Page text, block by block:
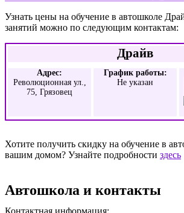
Узнать цены на обучение в автошколе
занятий можно по следующим контактам:
Драйв
Адрес:
Революционная ул.,
75, Грязовец
График работы:
Не указан
Хотите получить скидку на обучение в
вашим домом? Узнайте подробности здесь
Автошкола и контакты
Контактная информация: